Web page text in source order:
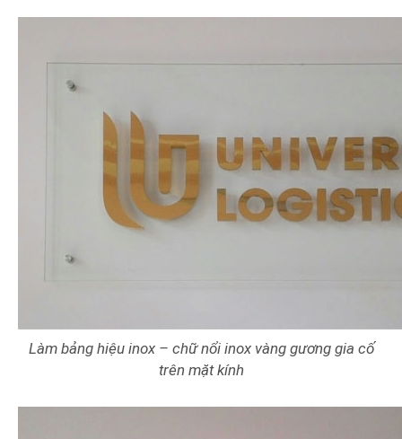
Làm bảng hiệu inox – chữ nổi inox vàng gương gia cố
trên mặt kính